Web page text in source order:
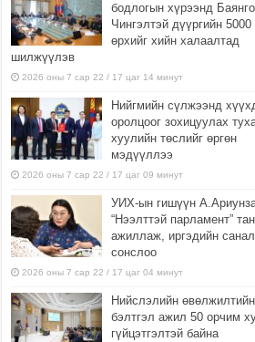
бодлогын хүрээнд
Чингэлтэй дүүргийн 5000
өрхийг хийн халаалтад
шилжүүлэв
2026 оны 7 сар 22 / 17 цаг 14 минут
Нийгмийн сүлжээнд
оролцоог зохицуулах
хуулийн төслийг өргөн
мэдүүллээ
2026 оны 7 сар 22 / 17 цаг 09 минут
УИХ-ын гишүүн
“Нээлттэй парламент”
ажиллаж, иргэдийн
сонслоо
2026 оны 7 сар 22 / 17 цаг 04 минут
Нийслэлийн өвөлжилтийн
бэлтгэл ажил 50 орчим
гүйцэтгэлтэй байна